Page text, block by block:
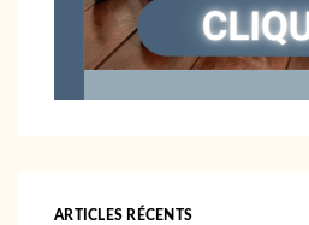
ARTICLES RÉCENTS